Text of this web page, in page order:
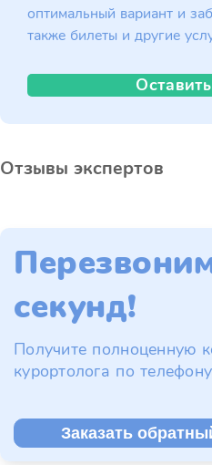
оптимальный вариант и
также билеты и другие
Отзывы экспертов
секунд!
Получите полноценную
курортолога по телефону
Заказать